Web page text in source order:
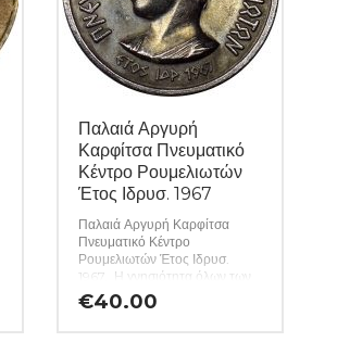
Παλαιά Αργυρή
Καρφίτσα Πνευματικό
Κέντρο Ρουμελιωτών
Έτος Ιδρυσ. 1967
Παλαιά Αργυρή Καρφίτσα
Πνευματικό Κέντρο
Ρουμελιωτών Έτος Ιδρυσ.
1967. Η γνησιότητα όλων των
προϊόντων μας είναι εγγυημένη
εφ όρου ζωής ενώ τυχόν
€40.00